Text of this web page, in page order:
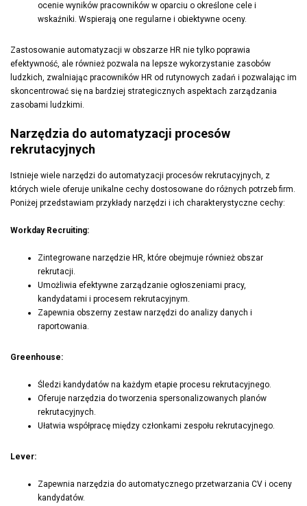
ocenie wyników pracowników w oparciu o określone cele i
wskaźniki. Wspierają one regularne i obiektywne oceny.
Zastosowanie automatyzacji w obszarze HR nie tylko poprawia
efektywność, ale również pozwala na lepsze wykorzystanie zasobów
ludzkich, zwalniając pracowników HR od rutynowych zadań i pozwalając im
skoncentrować się na bardziej strategicznych aspektach zarządzania
zasobami ludzkimi.
Narzędzia do automatyzacji procesów
rekrutacyjnych
Istnieje wiele narzędzi do automatyzacji procesów rekrutacyjnych, z
których wiele oferuje unikalne cechy dostosowane do różnych potrzeb firm.
Poniżej przedstawiam przykłady narzędzi i ich charakterystyczne cechy:
Workday Recruiting:
Zintegrowane narzędzie HR, które obejmuje również obszar
rekrutacji.
Umożliwia efektywne zarządzanie ogłoszeniami pracy,
kandydatami i procesem rekrutacyjnym.
Zapewnia obszerny zestaw narzędzi do analizy danych i
raportowania.
Greenhouse:
Śledzi kandydatów na każdym etapie procesu rekrutacyjnego.
Oferuje narzędzia do tworzenia spersonalizowanych planów
rekrutacyjnych.
Ułatwia współpracę między członkami zespołu rekrutacyjnego.
Lever:
Zapewnia narzędzia do automatycznego przetwarzania CV i oceny
kandydatów.